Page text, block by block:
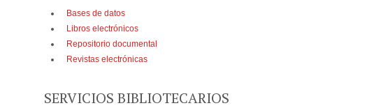
Bases de datos
Libros electrónicos
Repositorio documental
Revistas electrónicas
SERVICIOS BIBLIOTECARIOS